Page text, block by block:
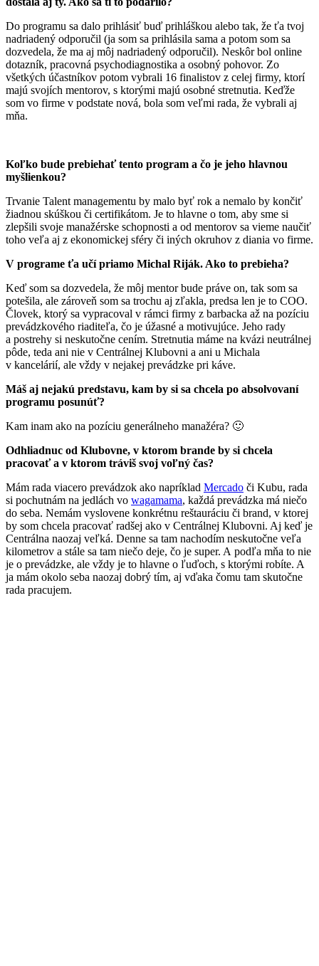
Do programu sa dalo prihlásiť buď prihláškou alebo tak, že ťa tvoj
nadriadený odporučil (ja som sa prihlásila sama a potom som sa
dozvedela, že ma aj môj nadriadený odporučil). Neskôr bol online
dotazník, pracovná psychodiagnostika a osobný pohovor. Zo
všetkých účastníkov potom vybrali 16 finalistov z celej firmy, ktorí
majú svojích mentorov, s ktorými majú osobné stretnutia. Keďže
som vo firme v podstate nová, bola som veľmi rada, že vybrali aj
mňa.
Koľko bude prebiehať tento program a čo je jeho hlavnou
myšlienkou?
Trvanie Talent managementu by malo byť rok a nemalo by končiť
žiadnou skúškou či certifikátom. Je to hlavne o tom, aby sme si
zlepšili svoje manažérske schopnosti a od mentorov sa vieme naučiť
toho veľa aj z ekonomickej sféry či iných okruhov z diania vo firme.
V programe ťa učí priamo Michal Riják. Ako to prebieha?
Keď som sa dozvedela, že môj mentor bude práve on, tak som sa
potešila, ale zároveň som sa trochu aj zľakla, predsa len je to COO.
Človek, ktorý sa vypracoval v rámci firmy z barbacka až na pozíciu
prevádzkového riaditeľa, čo je úžasné a motivujúce. Jeho rady
a postrehy si neskutočne cením. Stretnutia máme na kvázi neutrálnej
pôde, teda ani nie v Centrálnej Klubovni a ani u Michala
v kancelárií, ale vždy v nejakej prevádzke pri káve.
Máš aj nejakú predstavu, kam by si sa chcela po absolvovaní
programu posunúť?
Kam inam ako na pozíciu generálneho manažéra? 🙂
Odhliadnuc od Klubovne, v ktorom brande by si chcela
pracovať a v ktorom tráviš svoj voľný čas?
Mám rada viacero prevádzok ako napríklad Mercado či Kubu, rada
si pochutnám na jedlách vo wagamama, každá prevádzka má niečo
do seba. Nemám vyslovene konkrétnu reštauráciu či brand, v ktorej
by som chcela pracovať radšej ako v Centrálnej Klubovni. Aj keď je
Centrálna naozaj veľká. Denne sa tam nachodím neskutočne veľa
kilometrov a stále sa tam niečo deje, čo je super. A podľa mňa to nie
je o prevádzke, ale vždy je to hlavne o ľuďoch, s ktorými robíte. A
ja mám okolo seba naozaj dobrý tím, aj vďaka čomu tam skutočne
rada pracujem.